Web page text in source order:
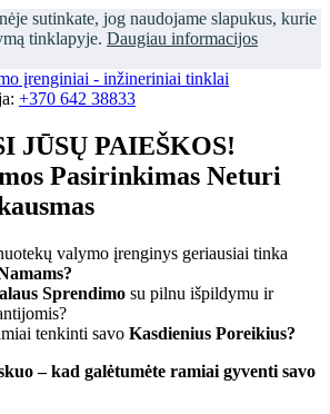
sutinkate, jog naudojame slapukus, kurie
tinklapyje. Daugiau informacijos
+370 642 38833
JŪSŲ PAIEŠKOS!
Pasirinkimas Neturi
valymo įrenginys geriausiai tinka
Sprendimo su pilnu išpildymu ir
tenkinti savo Kasdienius Poreikius?
– kad galėtumėte ramiai gyventi savo